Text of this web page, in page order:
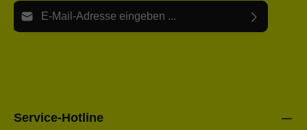
E-Mail-Adresse*
Service-Hotline